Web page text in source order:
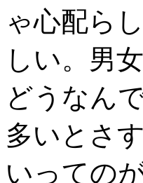
ゃ心配ら
しい。男
どうなん
多いとさ
いっての